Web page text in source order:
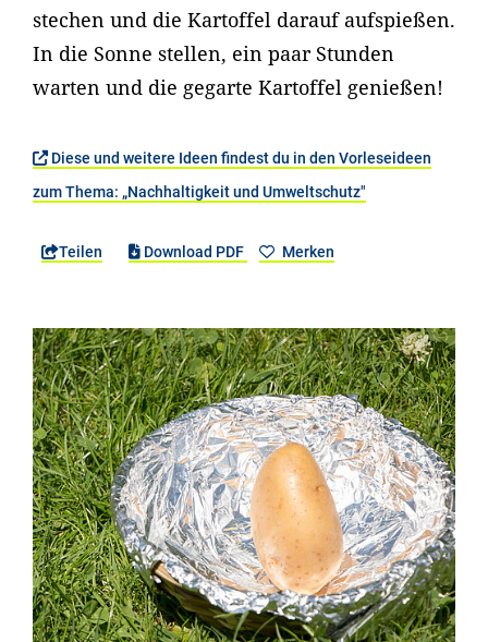
stechen und die Kartoffel darauf aufspießen.
In die Sonne stellen, ein paar Stunden
warten und die gegarte Kartoffel genießen!
Diese und weitere Ideen findest du in den Vorleseideen
zum Thema: „Nachhaltigkeit und Umweltschutz"
Teilen Download PDF Merken